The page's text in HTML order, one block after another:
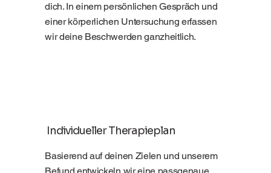
dich. In einem persönlichen Gespräch und
einer körperlichen Untersuchung erfassen
wir deine Beschwerden ganzheitlich.
Individueller Therapieplan
Basierend auf deinen Zielen und unserem